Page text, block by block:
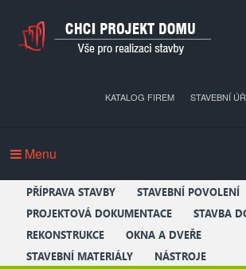
KATALOG FIREM STAVEBNÍ
Menu
PŘÍPRAVA STAVBY
STAVEBNÍ POVOLENÍ
PROJEKTOVÁ DOKUMENTACE
STAVBA
REKONSTRUKCE
OKNA A DVEŘE
STAVEBNÍ MATERIÁLY
NÁSTROJE